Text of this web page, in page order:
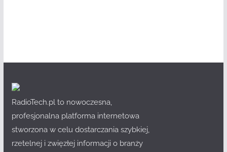
RadioTech.pl to nowoczesna,
profesjonalna platforma internetowa
stworzona w celu dostarczania szybkiej,
rzetelnej i zwięzłej informacji o branży